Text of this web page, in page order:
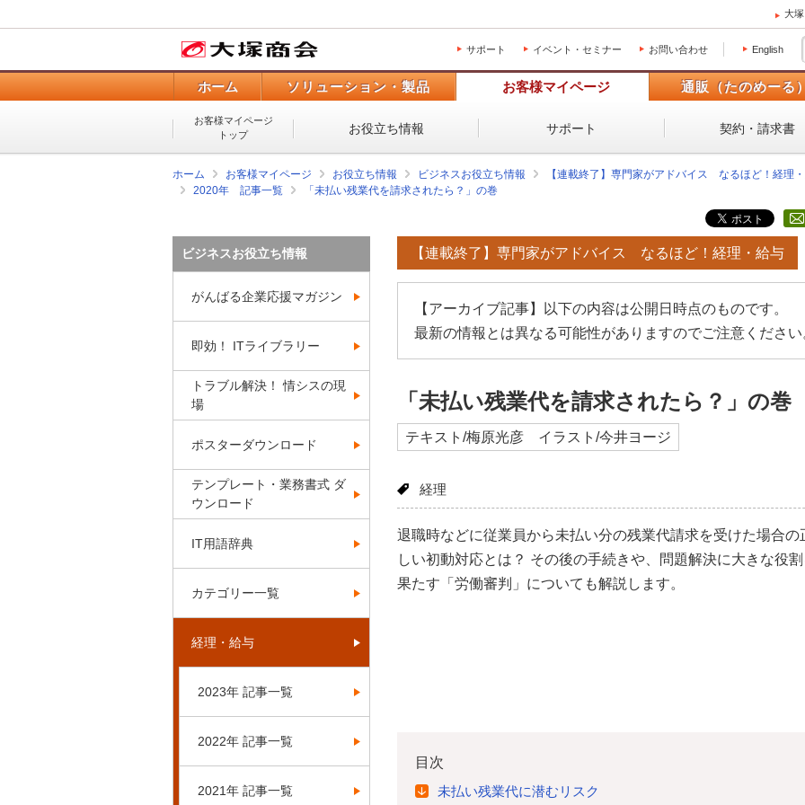
大
サポート イベント・セミナー お問い合わせ English
ホーム ソリューション・製品 お客様マイページ 通販（たのめーる
お客様マイページ
トップ
お役立ち情報 サポート 契約・請求書
ホーム お客様マイページ お役立ち情報 ビジネスお役立ち情報
【連載終了】専門家がアドバイス なるほど！経理
2020年 記事一覧
「未払い残業代を請求されたら？」の巻
【連載終了】専門家がアドバイス なるほど！経理・給与
【アーカイブ記事】以下の内容は公開日時点のものです。
最新の情報とは異なる可能性がありますのでご注意ください
「未払い残業代を請求されたら？」の巻
テキスト/梅原光彦 イラスト/今井ヨージ
経理
退職時などに従業員から未払い分の残業代請求を受けた場合の
しい初動対応とは？ その後の手続きや、問題解決に大きな役
果たす「労働審判」についても解説します。
目次
未払い残業代に潜むリスク
ビジネスお役立ち情報
がんばる企業応援マガジン
即効！ ITライブラリー
トラブル解決！ 情シスの現
場
ポスターダウンロード
テンプレート・業務書式 ダ
ウンロード
IT用語辞典
カテゴリー一覧
経理・給与
2023年 記事一覧
2022年 記事一覧
2021年 記事一覧